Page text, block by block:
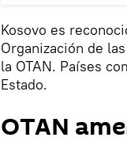
Kosovo es
Organización de
la OTAN. Países
Estado.
OTAN